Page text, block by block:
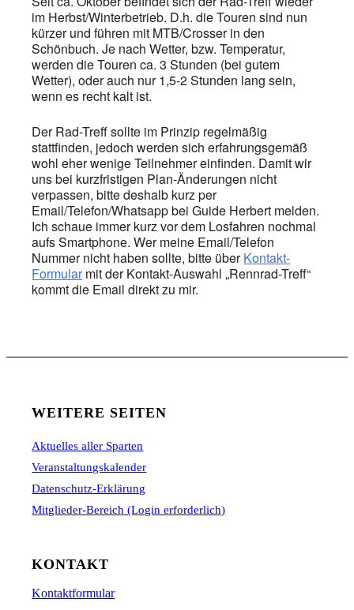
im Herbst/Winterbetrieb. D.h. die Touren sind nun
kürzer und führen mit MTB/Crosser in den
Schönbuch. Je nach Wetter, bzw. Temperatur,
werden die Touren ca. 3 Stunden (bei gutem
Wetter), oder auch nur 1,5-2 Stunden lang sein,
wenn es recht kalt ist.
Der Rad-Treff sollte im Prinzip regelmäßig
stattfinden, jedoch werden sich erfahrungsgemäß
wohl eher wenige Teilnehmer einfinden. Damit wir
uns bei kurzfristigen Plan-Änderungen nicht
verpassen, bitte deshalb kurz per
Email/Telefon/Whatsapp bei Guide Herbert melden.
Ich schaue immer kurz vor dem Losfahren nochmal
aufs Smartphone. Wer meine Email/Telefon
Nummer nicht haben sollte, bitte überKontakt-
Formularmit der Kontakt-Auswahl „Rennrad-Treff“
kommt die Email direkt zu mir.
WEITERE SEITEN
Aktuelles aller Sparten
Veranstaltungskalender
Datenschutz-Erklärung
Mitglieder-Bereich (Login erforderlich)
KONTAKT
Kontaktformular